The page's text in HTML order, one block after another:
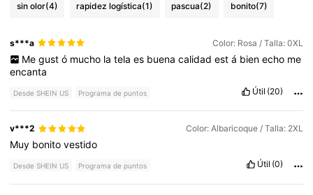
sin olor(4) rapidez logística(1) pascua(2) bonito(7)
s***a Color: Rosa / Talla: 0XL
Me gust ó mucho la tela es buena calidad est á bien echo me
encanta
Desde SHEIN US Programa de puntos Útil (20)
v***2 Color: Albaricoque / Talla: 2XL
Muy bonitovestido
Desde SHEIN US Programa de puntos Útil (0)